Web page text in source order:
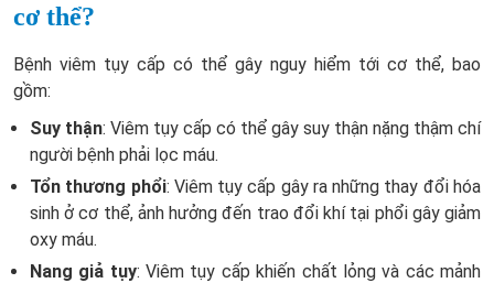
cơ thể?
Bệnh viêm tụy cấp có thể gây nguy hiểm tới cơ thể, bao
gồm:
Suy thận: Viêm tụy cấp có thể gây suy thận nặng thậm chí
người bệnh phải lọc máu.
Tổn thương phổi: Viêm tụy cấp gây ra những thay đổi hóa
sinh ở cơ thể, ảnh hưởng đến trao đổi khí tại phổi gây giảm
oxy máu.
Nang giả tụy: Viêm tụy cấp khiến chất lỏng và các mảnh